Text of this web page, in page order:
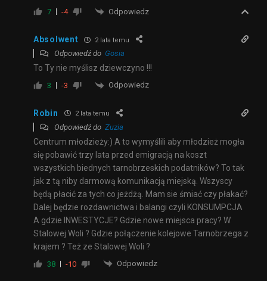
7 -4 Odpowiedz
Absolwent 2 lata temu
Odpowiedź do Gosia
To Ty nie myślisz dziewczyno !!!
3 -3 Odpowiedz
Robin 2 lata temu
Odpowiedź do Zuzia
Centrum młodzieży:) A to wymyślili aby młodzież mogła
się pobawić trzy lata przed emigracją na koszt
wszystkich biednych tarnobrzeskich podatników? To tak
jak z tą niby darmową komunikacją miejską. Wszyscy
będą płacić za tych co jeżdżą. Mam sie śmiać czy płakać?
Dalej będzie rozdawnictwa i balangi czyli KONSUMPCJA
A gdzie INWESTYCJE? Gdzie nowe miejsca pracy? W
Stalowej Woli ? Gdzie połączenie kolejowe Tarnobrzega z
krajem ? Też ze Stalowej Woli ?
38 -10 Odpowiedz